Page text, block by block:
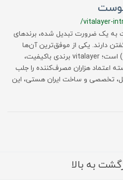
پوست
/vitalayer-
به یک ضرورت تبدیل شده، برندهای
دارند. یکی از موفق‌ترین آن‌ها
بدون شک برند ویتالایر (ویتالیر) است؛ vitalayer برندی باکیفیت،
اعتماد هزاران مصرف‌کننده را جلب
تخصصی و ساخت ایران هستی، این
به بالا